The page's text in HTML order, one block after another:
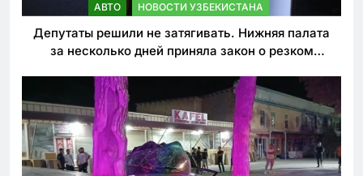
АВТО НОВОСТИ УЗБЕКИСТАНА
Депутаты решили не затягивать. Нижняя палата
за несколько дней приняла закон о резком